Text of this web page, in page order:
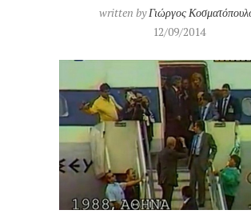
written byΓιώργος
12/09/2014